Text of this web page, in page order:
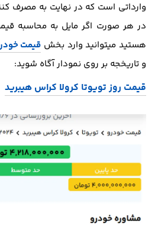
وارداتی است که در نهایت به مصرف
در هر صورت اگر مایل به محاسبه
هستید میتوانید وارد بخش قیمت
و تاریخجه بر روی نمودار آگاه شوید:
قیمت روز تویوتا کرولا کراس هیبرید